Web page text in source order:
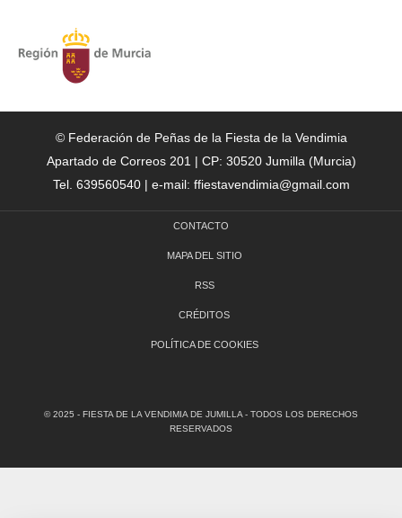
© Federación de Peñas de la Fiesta de la Vendimia
Apartado de Correos 201 | CP: 30520 Jumilla (Murcia)
Tel. 639560540 | e-mail: ffiestavendimia@gmail.com
CONTACTO
MAPA DEL SITIO
RSS
CRÉDITOS
POLÍTICA DE COOKIES
© 2025 - FIESTA DE LA VENDIMIA DE JUMILLA - TODOS LOS DERECHOS
RESERVADOS